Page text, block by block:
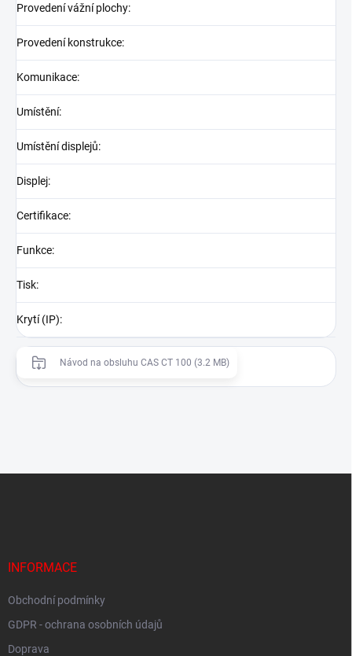
Provedení vážní plochy:
Provedení konstrukce:
Komunikace:
Umístění:
Umístění displejů:
Displej:
Certifikace:
Funkce:
Tisk:
Krytí (IP):
Návod na obsluhu CAS CT 100 (3.2 MB)
INFORMACE
Obchodní podmínky
GDPR - ochrana osobních údajů
Doprava